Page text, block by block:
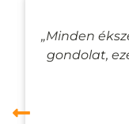
„Minden
gondolat,